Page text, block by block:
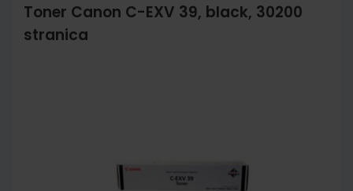
Toner Canon C-EXV 39, black, 30200
stranica